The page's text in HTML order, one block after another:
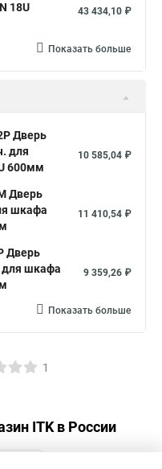
18U
43 434,10 ₽
Показать больше
Дверь
для
600мм
10 585,04 ₽
Дверь
шкафа
11 410,54 ₽
Дверь
для шкафа
9 359,26 ₽
Показать больше
1
ITKв России